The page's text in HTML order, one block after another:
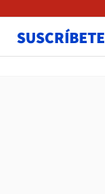
SUSCRÍBETE